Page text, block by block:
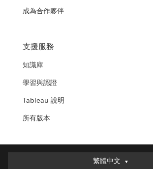
成為合作夥伴
支援服務
知識庫
學習與認證
Tableau 說明
所有版本
繁體中文
Deutsch